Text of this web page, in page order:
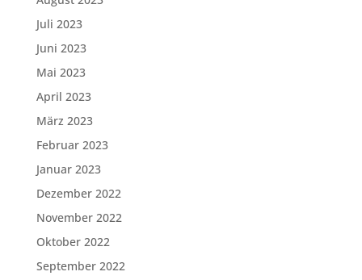
Juli 2023
Juni 2023
Mai 2023
April 2023
März 2023
Februar 2023
Januar 2023
Dezember 2022
November 2022
Oktober 2022
September 2022